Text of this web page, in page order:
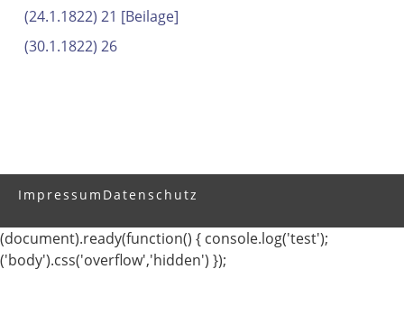
(24.1.1822) 21 [Beilage]
(30.1.1822) 26
Impressum Datenschutz
(document).ready(function() { console.log('test');
('body').css('overflow','hidden') });